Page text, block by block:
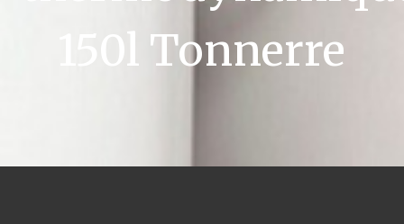
150l Tonnerre